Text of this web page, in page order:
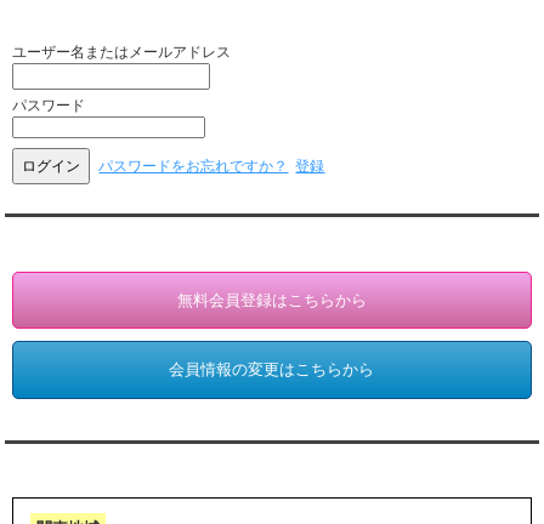
2018年12月3日
●高宮清也くん退店致しました。
ユーザー名またはメールアドレス
パスワード
パスワードをお忘れですか？ 登録
無料会員登録はこちらから
会員情報の変更はこちらから